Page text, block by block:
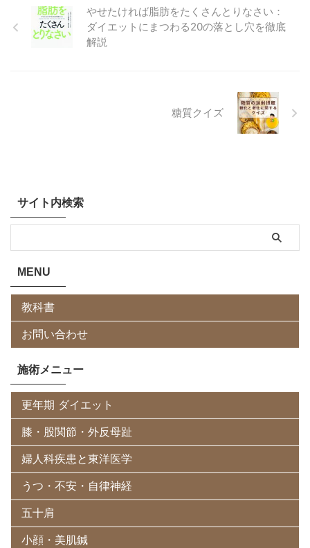
やせたければ脂肪をたくさんとりなさい：
ダイエットにまつわる20の落とし穴を徹底
解説
糖質クイズ
サイト内検索
MENU
教科書
お問い合わせ
施術メニュー
更年期 ダイエット
膝・股関節・外反母趾
婦人科疾患と東洋医学
うつ・不安・自律神経
五十肩
小顔・美肌鍼